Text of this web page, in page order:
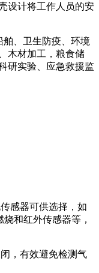
设计将工作人员的安
、卫生防疫、环境
木材加工，粮食储
研实验、应急救援监
感器可供选择，如
和红外传感器等，
，有效避免检测气